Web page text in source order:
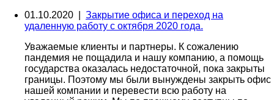
01.10.2020 | Закрытие офиса и переход на
удаленную работу с октября 2020 года.
Уважаемые клиенты и партнеры. К сожалению
пандемия не пощадила и нашу компанию, а помощь
государства оказалась недостаточной, пока закрыты
границы. Поэтому мы были вынуждены закрыть офис
нашей компании и перевести всю работу на